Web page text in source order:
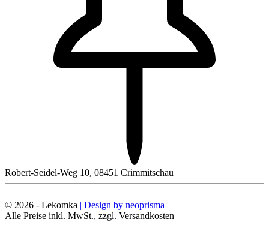
Robert-Seidel-Weg 10, 08451 Crimmitschau
© 2026 - Lekomka | Design by neoprisma
Alle Preise inkl. MwSt., zzgl. Versandkosten